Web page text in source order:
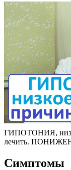
ГИПОТОНИЯ,
лечить.
Симптомы